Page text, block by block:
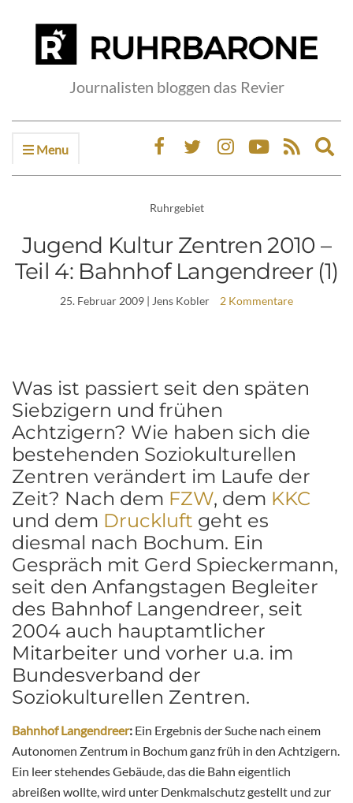
Journalisten bloggen das Revier
Menu
Ruhrgebiet
Jugend Kultur Zentren 2010 –
Teil 4: Bahnhof Langendreer (1)
25. Februar 2009 | Jens Kobler 2 Kommentare
Was ist passiert seit den späten
Siebzigern und frühen
Achtzigern? Wie haben sich die
bestehenden Soziokulturellen
Zentren verändert im Laufe der
Zeit? Nach dem FZW, dem KKC
und dem Druckluft geht es
diesmal nach Bochum. Ein
Gespräch mit Gerd Spieckermann,
seit den Anfangstagen Begleiter
des Bahnhof Langendreer, seit
2004 auch hauptamtlicher
Mitarbeiter und vorher u.a. im
Bundesverband der
Soziokulturellen Zentren.
Bahnhof Langendreer: Ein Ergebnis der Suche nach einem
Autonomen Zentrum in Bochum ganz früh in den Achtzigern.
Ein leer stehendes Gebäude, das die Bahn eigentlich
abreißen wollte, wird unter Denkmalschutz gestellt und zur